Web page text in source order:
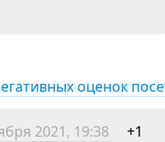
оценок
2021, 19:38
+1